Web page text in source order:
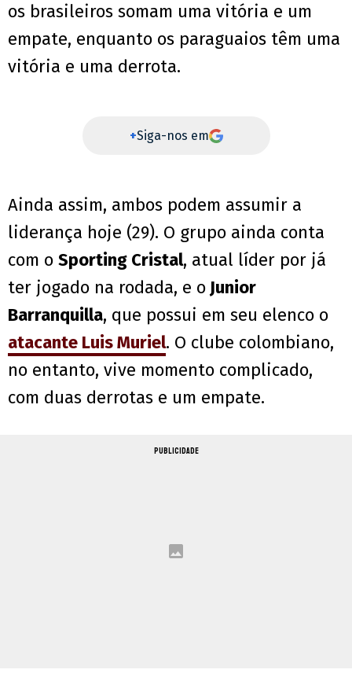
os brasileiros somam uma vitória e um
empate, enquanto os paraguaios têm uma
vitória e uma derrota.
+Siga-nos em
Ainda assim, ambos podem assumir a
liderança hoje (29). O grupo ainda conta
com o Sporting Cristal, atual líder por já
ter jogado na rodada, e oJunior
Barranquilla, que possui em seu elenco o
atacante Luis Muriel. O clube colombiano,
no entanto, vive momento complicado,
com duas derrotas e um empate.
PUBLICIDADE